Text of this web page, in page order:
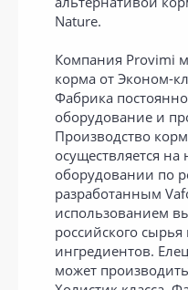
Nature.
Компания Provimi
корма от Эконом-
Фабрика
оборудование и
Производство
осуществляется
оборудовании по
разработанным
использованием
российского
ингредиентов.
может